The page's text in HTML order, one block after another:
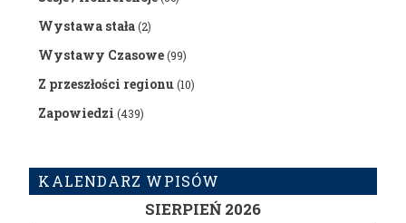
Wystawa stała(2)
Wystawy Czasowe(99)
Z przeszłości regionu(10)
Zapowiedzi (439)
KALENDARZ WPISÓW
SIERPIEŃ 2026